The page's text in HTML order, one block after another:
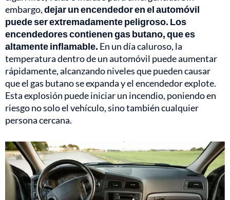
embargo,dejar un encendedor en el automóvil
puede ser extremadamente peligroso. Los
encendedores contienen gas butano, que es
altamente inflamable. En un día caluroso, la
temperatura dentro de un automóvil puede aumentar
rápidamente, alcanzando niveles que pueden causar
que el gas butano se expanda y el encendedor explote.
Esta explosión puede iniciar un incendio, poniendo en
riesgo no solo el vehículo, sino también cualquier
persona cercana.